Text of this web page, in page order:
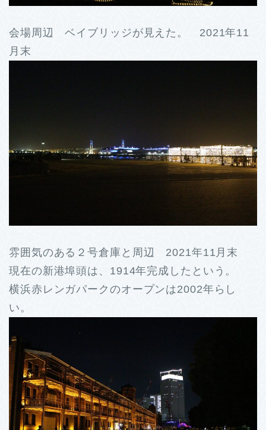
会場周辺 ベイブリッジが見えた。 2021年11
月末
雰囲気のある２号倉庫と周辺 2021年11月末
現在の新港埠頭は、1914年完成したという。
横浜赤レンガパークのオープンは2002年らし
い。